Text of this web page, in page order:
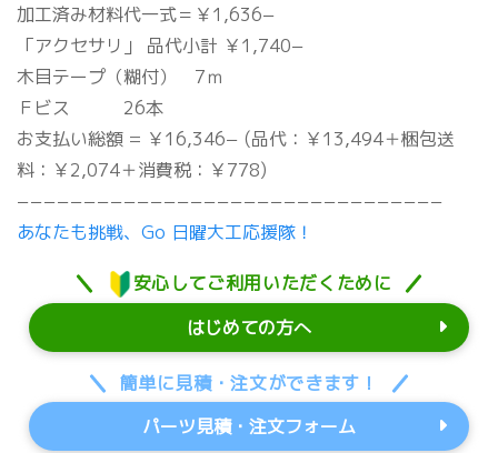
加工済み材料代一式＝￥1,636−
「アクセサリ」 品代小計 ￥1,740−
木目テープ（糊付） 7ｍ
Ｆビス 26本
お支払い総額 = ￥16,346− (品代：￥13,494＋梱包送
料：￥2,074＋消費税：￥778)
−−−−−−−−−−−−−−−−−−−−−−−−−−−−−−−−
あなたも挑戦、Go 日曜大工応援隊！
安心してご利用いただくために
はじめての方へ
簡単に見積・注文ができます！
パーツ見積・注文フォーム